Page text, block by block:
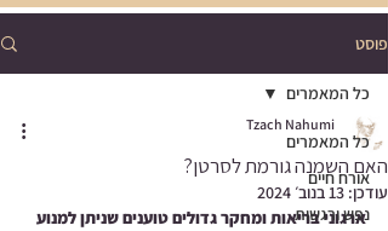
פוסט
כל המאמרים
אורח חיים
נפש ורגשות
כל המאמרים
האם השמנה גורמת לסרטן?
Tzach Nahumi
עודכן: 13 בנוב׳ 2024
ארגוני בריאות ומחקר גדולים טוענים שניתן למנוע